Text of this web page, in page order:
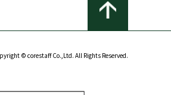
© corestaff Co.,Ltd. All Rights Reserved.